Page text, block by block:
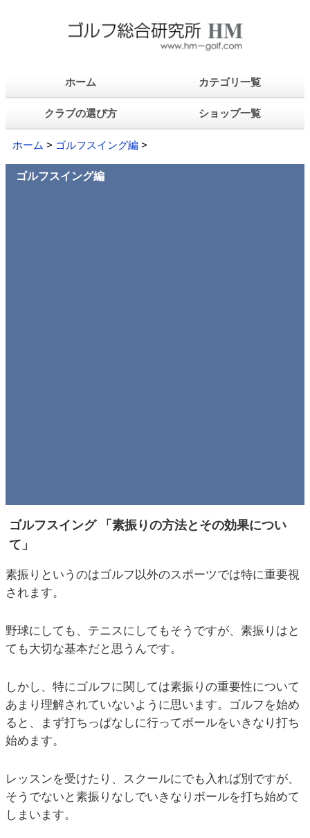
ホーム カテゴリ一覧
クラブの選び方 ショップ一覧
ホーム > ゴルフスイング編 >
ゴルフスイング編
ゴルフスイング 「素振りの方法とその効果につい
て」
素振りというのはゴルフ以外のスポーツでは特に重要視
されます。
野球にしても、テニスにしてもそうですが、素振りはと
ても大切な基本だと思うんです。
しかし、特にゴルフに関しては素振りの重要性について
あまり理解されていないように思います。ゴルフを始め
ると、まず打ちっぱなしに行ってボールをいきなり打ち
始めます。
レッスンを受けたり、スクールにでも入れば別ですが、
そうでないと素振りなしでいきなりボールを打ち始めて
しまいます。